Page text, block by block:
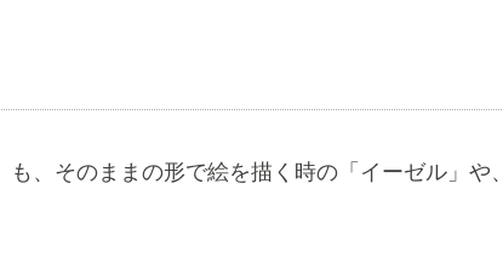
も、そのままの形で絵を描く時の「イーゼル」や